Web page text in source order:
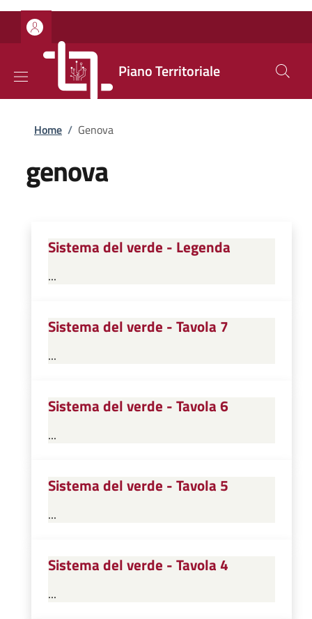
Salta al contenuto principale
Skip to footer content
Piano Territoriale
Briciole di pane
Home / Genova
genova
Sistema del verde - Legenda
...
Sistema del verde - Tavola 7
...
Sistema del verde - Tavola 6
...
Sistema del verde - Tavola 5
...
Sistema del verde - Tavola 4
...